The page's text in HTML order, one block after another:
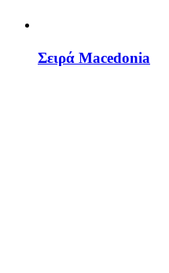
Σειρά Macedonia